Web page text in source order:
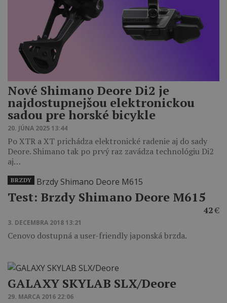
Nové Shimano Deore Di2 je
najdostupnejšou elektronickou
sadou pre horské bicykle
20. JÚNA 2025 13:44
Po XTR a XT prichádza elektronické radenie aj do sady
Deore. Shimano tak po prvý raz zavádza technológiu Di2
aj…
Test: Brzdy Shimano Deore M615
42€
3. DECEMBRA 2018 13:21
Cenovo dostupná a user-friendly japonská brzda.
BRZDY
GALAXY SKYLAB SLX/Deore
29. MARCA 2016 22:06